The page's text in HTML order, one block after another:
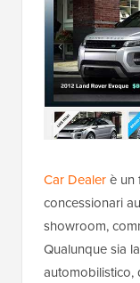
Car Dealerè un
concessionari
showroom,
Qualunque sia
automobilistico,